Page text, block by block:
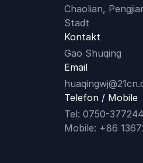
Chaolian,
Stadt
Kontakt
Gao Shuqing
Email
Telefon / Mobile
Tel: 0750-
Mobile: +86